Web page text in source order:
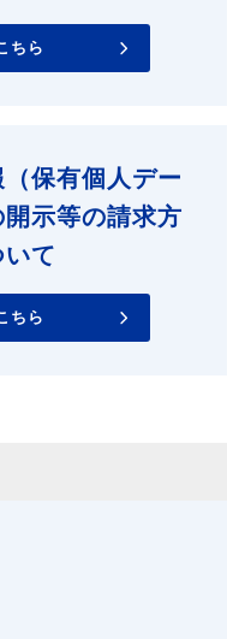
ちら
保有個人デー
示等の請求方
て
ちら